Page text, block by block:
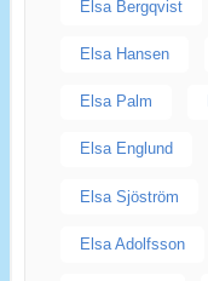
Elsa Bergqvist
Elsa Hansen
Elsa Palm
Elsa Englund
Elsa Sjöström
Elsa Adolfsson